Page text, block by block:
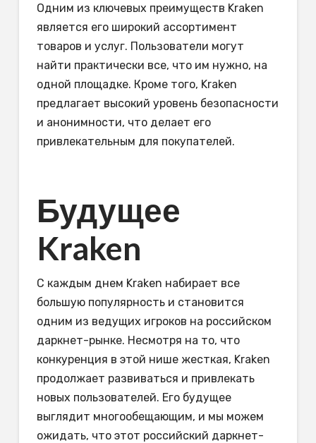
Одним из ключевых преимуществ Kraken
является его широкий ассортимент
товаров и услуг. Пользователи могут
найти практически все, что им нужно, на
одной площадке. Кроме того, Kraken
предлагает высокий уровень безопасности
и анонимности, что делает его
привлекательным для покупателей.
Будущее
Kraken
С каждым днем Kraken набирает все
большую популярность и становится
одним из ведущих игроков на российском
даркнет-рынке. Несмотря на то, что
конкуренция в этой нише жесткая, Kraken
продолжает развиваться и привлекать
новых пользователей. Его будущее
выглядит многообещающим, и мы можем
ожидать, что этот российский даркнет-